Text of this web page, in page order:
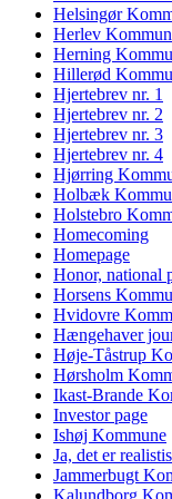
Helsingør
Herlev
Herning
Hillerød
Hjertebrev nr. 1
Hjertebrev nr. 2
Hjertebrev nr. 3
Hjertebrev nr. 4
Hjørring
Holbæk
Holstebro
Homecoming
Homepage
Honor, national
Horsens
Hvidovre
Hængehaver
Høje-Tåstrup
Hørsholm
Ikast-Brande
Investor page
Ishøj Kommune
Ja, det er
Jammerbugt